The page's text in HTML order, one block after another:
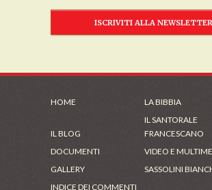
ISCRIVITI ALLA NEWSLETTER
HOME LA BIBBIA
IL BLOG
IL SANTORALE
FRANCESCANO
DOCUMENTI
VIDEO E
GALLERY
SASSOLINI
INDICE DEI COMMENTI